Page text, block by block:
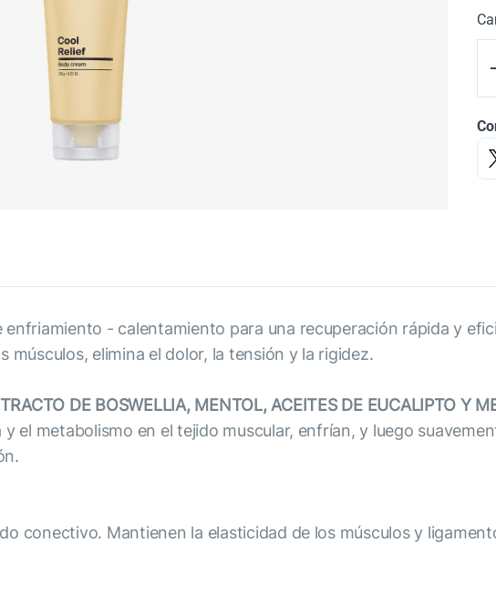
- calentamiento para una recuperación rápida y
músculos, elimina el dolor, la tensión y la rigidez.
DE BOSWELLIA, MENTOL, ACEITES DE EUCALIPTO Y
el metabolismo en el tejido muscular, enfrían, y luego
conectivo. Mantienen la elasticidad de los músculos y